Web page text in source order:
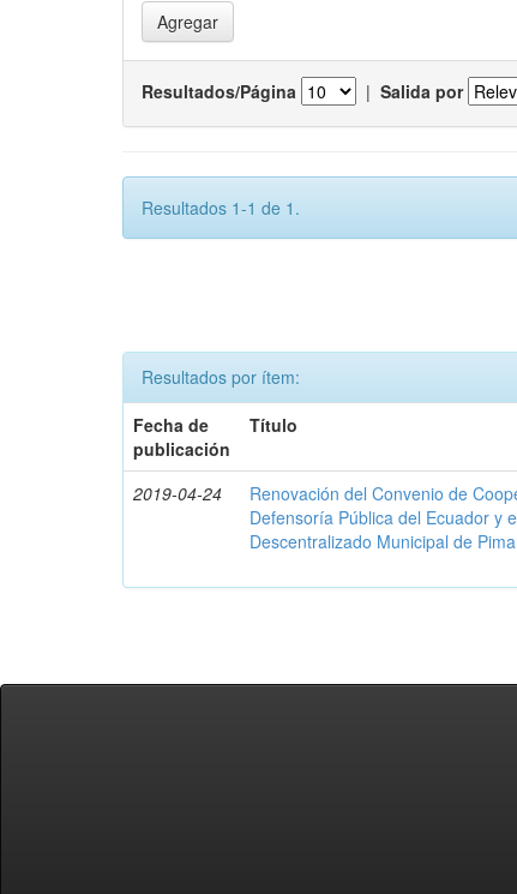
Resultados/Página | Salida por
Resultados 1-1 de 1.
Resultados por ítem:
Fecha de
publicación
Título
2019-04-24
Renovación del Convenio de
Defensoría Pública del Ecuador y
Descentralizado Municipal de